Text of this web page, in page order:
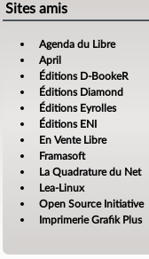
Sites amis
Agenda du Libre
April
Éditions D-BookeR
Éditions Diamond
Éditions Eyrolles
Éditions ENI
En Vente Libre
Framasoft
La Quadrature du Net
Lea-Linux
Open Source Initiative
Imprimerie Grafik Plus